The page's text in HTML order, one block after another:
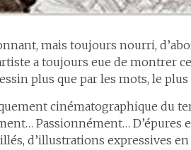
mais toujours nourri,
a toujours eue de montrer
plus que par les mots, le plus
cinématographique du
Passionnément… D’épures
d’illustrations expressives en